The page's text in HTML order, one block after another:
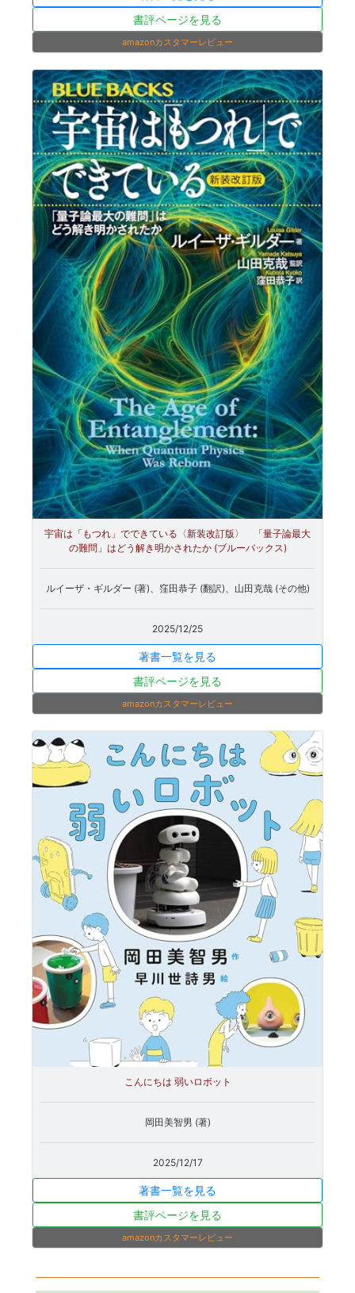
書評ページを見る
amazonカスタマーレビュー
宇宙は「もつれ」でできている〈新装改訂版〉 「量子論最大
の難問」はどう解き明かされたか (ブルーバックス)
ルイーザ・ギルダー (著)、窪田恭子 (翻訳)、山田克哉 (その他)
2025/12/25
著書一覧を見る
書評ページを見る
amazonカスタマーレビュー
こんにちは 弱いロボット
岡田美智男 (著)
2025/12/17
著書一覧を見る
書評ページを見る
amazonカスタマーレビュー